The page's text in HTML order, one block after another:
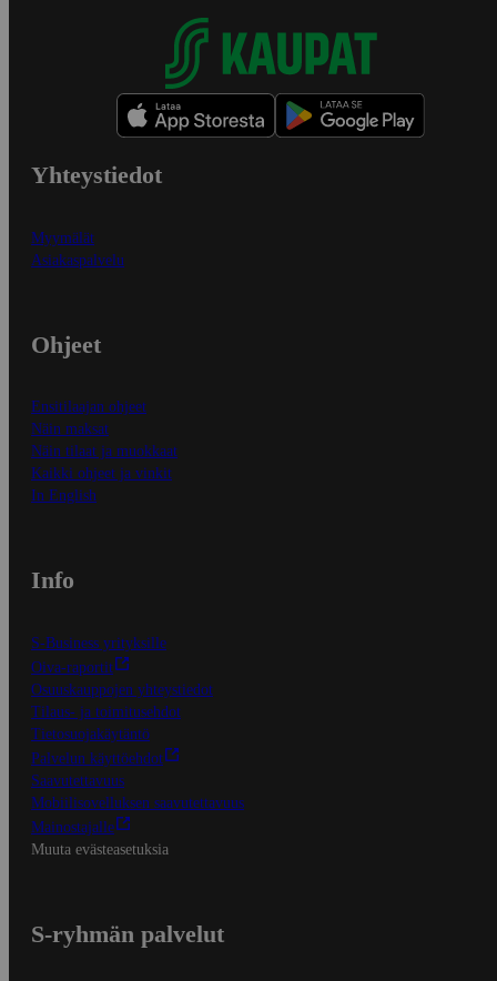
Yhteystiedot
Myymälät
Asiakaspalvelu
Ohjeet
Ensitilaajan ohjeet
Näin maksat
Näin tilaat ja muokkaat
Kaikki ohjeet ja vinkit
In English
Info
S-Business yrityksille
Oiva-raportit
Osuuskauppojen yhteystiedot
Tilaus- ja toimitusehdot
Tietosuojakäytäntö
Palvelun käyttöehdot
Saavutettavuus
Mobiilisovelluksen saavutettavuus
Mainostajalle
Muuta evästeasetuksia
S-ryhmän palvelut